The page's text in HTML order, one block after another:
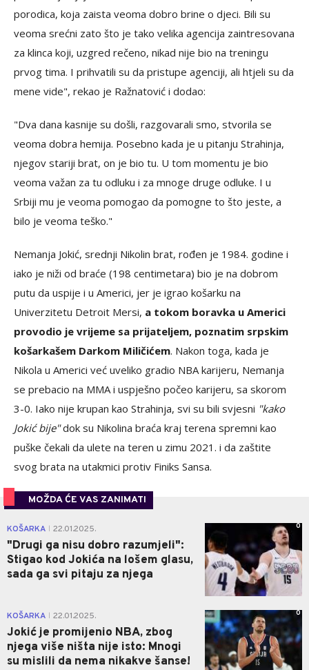
porodica, koja zaista veoma dobro brine o djeci. Bili su
veoma srećni zato što je tako velika agencija zaintresovana
za klinca koji, uzgred rečeno, nikad nije bio na treningu
prvog tima. I prihvatili su da pristupe agenciji, ali htjeli su da
mene vide", rekao je Ražnatović i dodao:
"Dva dana kasnije su došli, razgovarali smo, stvorila se
veoma dobra hemija. Posebno kada je u pitanju Strahinja,
njegov stariji brat, on je bio tu. U tom momentu je bio
veoma važan za tu odluku i za mnoge druge odluke. I u
Srbiji mu je veoma pomogao da pomogne to što jeste, a
bilo je veoma teško."
Nemanja Jokić, srednji Nikolin brat, rođen je 1984. godine i
iako je niži od braće (198 centimetara) bio je na dobrom
putu da uspije i u Americi, jer je igrao košarku na
Univerzitetu Detroit Mersi, a tokom boravka u Americi
provodio je vrijeme sa prijateljem, poznatim srpskim
košarkašem Darkom Miličićem. Nakon toga, kada je
Nikola u Americi već uveliko gradio NBA karijeru, Nemanja
se prebacio na MMA i uspješno počeo karijeru, sa skorom
3-0. Iako nije krupan kao Strahinja, svi su bili svjesni "kako
Jokić bije"dok su Nikolina braća kraj terena spremni kao
puške čekali da ulete na teren u zimu 2021. i da zaštite
svog brata na utakmici protiv Finiks Sansa.
MOŽDA ĆE VAS ZANIMATI
KOŠARKA 22.01.2025.
"Drugi ga nisu dobro razumjeli":
Stigao kod Jokića na lošem glasu,
sada ga svi pitaju za njega
0
KOŠARKA 22.01.2025.
Jokić je promijenio NBA, zbog
njega više ništa nije isto: Mnogi
su mislili da nema nikakve šanse!
0